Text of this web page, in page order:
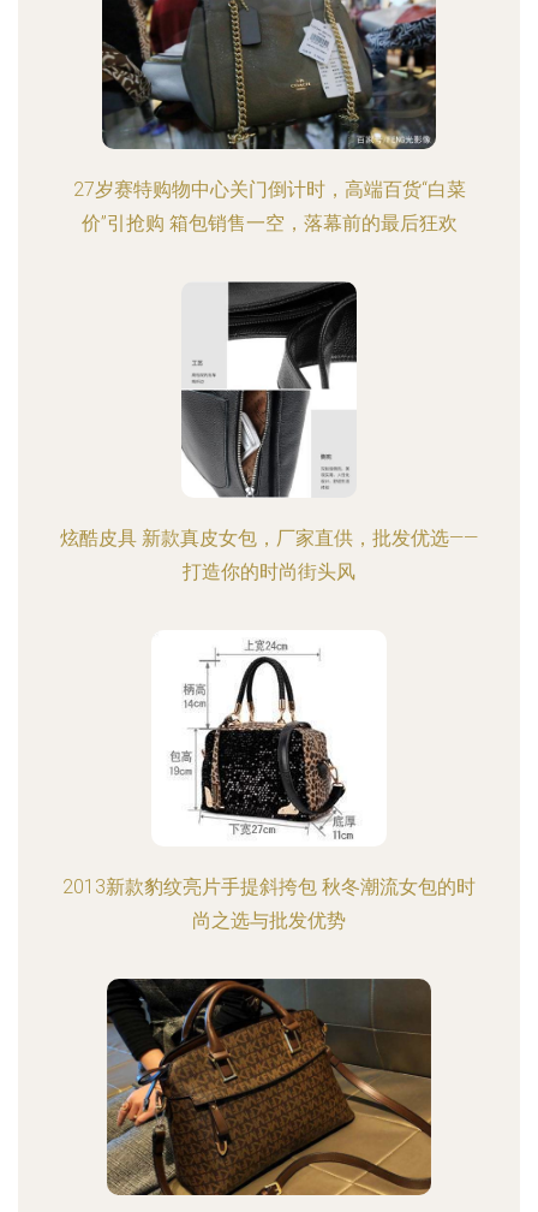
27岁赛特购物中心关门倒计时，高端百货“白菜
价”引抢购 箱包销售一空，落幕前的最后狂欢
炫酷皮具 新款真皮女包，厂家直供，批发优选——
打造你的时尚街头风
2013新款豹纹亮片手提斜挎包 秋冬潮流女包的时
尚之选与批发优势